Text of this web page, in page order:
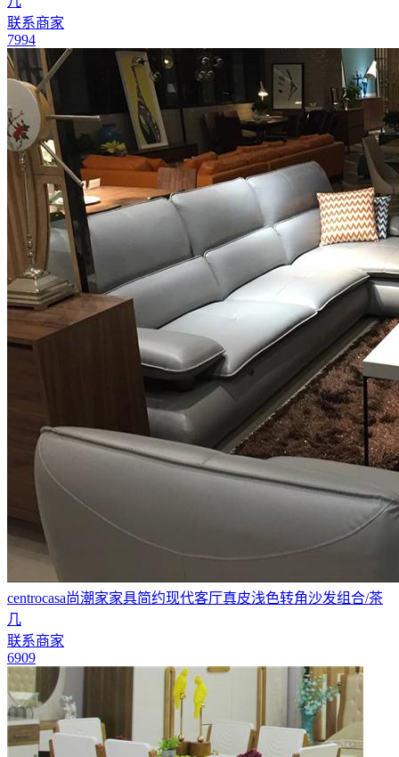
联系商家
7994
centrocasa尚潮家家具简约现代客厅真皮浅色转角沙发组合/茶
几
联系商家
6909